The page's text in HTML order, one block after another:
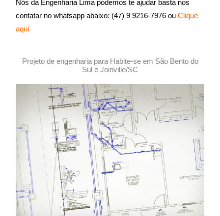
Nós da Engenharia Lima podemos te ajudar basta nos
contatar no whatsapp abaixo: (47) 9 9216-7976 ouClique
aqui
Projeto de engenharia para Habite-se em São Bento do
Sul e Joinville/SC